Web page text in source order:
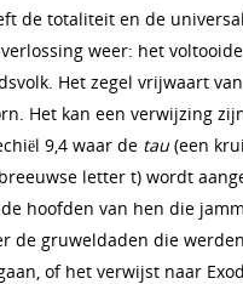
de totaliteit en de
weer: het voltooide
Het zegel vrijwaart
Het kan een verwijzing
9,4 waar de tau(een
letter t) wordt
hoofden van hen die
de gruweldaden die werden
of het verwijst naar